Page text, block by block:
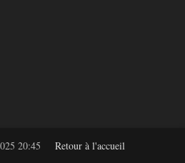
20:45 Retour à l'accueil